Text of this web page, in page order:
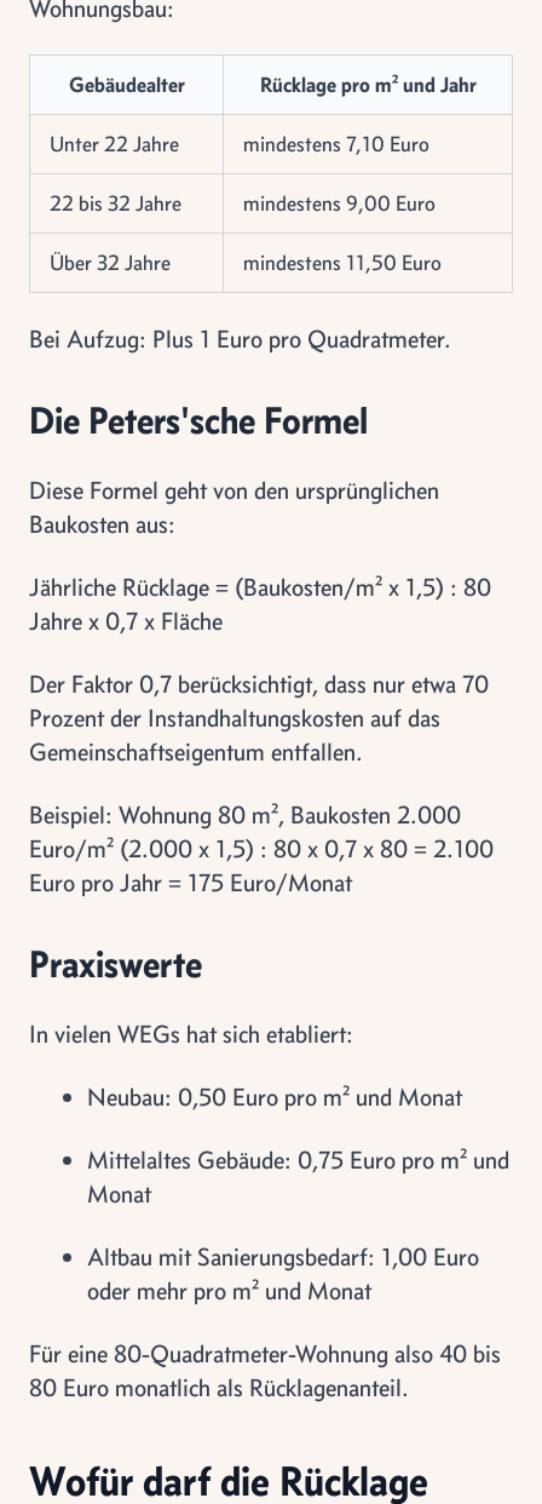
Wohnungsbau:
Gebäudealter Rücklage pro m² und Jahr
Unter 22 Jahre mindestens 7,10 Euro
22 bis 32 Jahre mindestens 9,00 Euro
Über 32 Jahre mindestens 11,50 Euro
Bei Aufzug: Plus 1 Euro pro Quadratmeter.
Die Peters'sche Formel
Diese Formel geht von den ursprünglichen
Baukosten aus:
Jährliche Rücklage = (Baukosten/m² x 1,5) : 80
Jahre x 0,7 x Fläche
Der Faktor 0,7 berücksichtigt, dass nur etwa 70
Prozent der Instandhaltungskosten auf das
Gemeinschaftseigentum entfallen.
Beispiel: Wohnung 80 m², Baukosten 2.000
Euro/m² (2.000 x 1,5) : 80 x 0,7 x 80 = 2.100
Euro pro Jahr = 175 Euro/Monat
Praxiswerte
In vielen WEGs hat sich etabliert:
Neubau: 0,50 Euro pro m² und Monat
Mittelaltes Gebäude: 0,75 Euro pro m² und
Monat
Altbau mit Sanierungsbedarf: 1,00 Euro
oder mehr pro m² und Monat
Für eine 80-Quadratmeter-Wohnung also 40 bis
80 Euro monatlich als Rücklagenanteil.
Wofür darf die Rücklage